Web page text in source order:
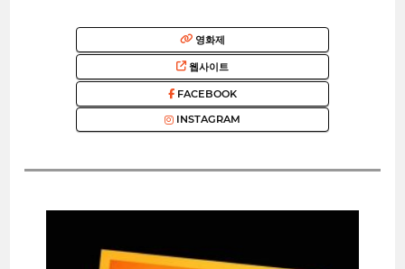
영화제
웹사이트
FACEBOOK
INSTAGRAM